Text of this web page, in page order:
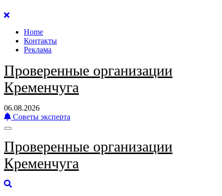
Перейти
содержанию
Home
Контакты
Реклама
Проверенные организации
Кременчуга
06.08.2026
Советы эксперта
Проверенные организации
Кременчуга